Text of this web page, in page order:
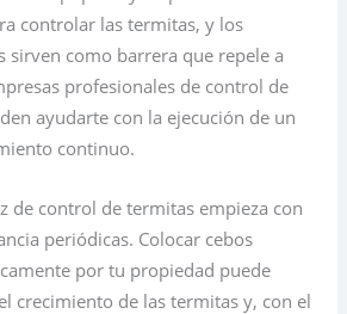
controlar las termitas, y los
como barrera que repele a
profesionales de control de
ayudarte con la ejecución de un
continuo.
de control de termitas empieza con
periódicas. Colocar cebos
por tu propiedad puede
crecimiento de las termitas y, con el